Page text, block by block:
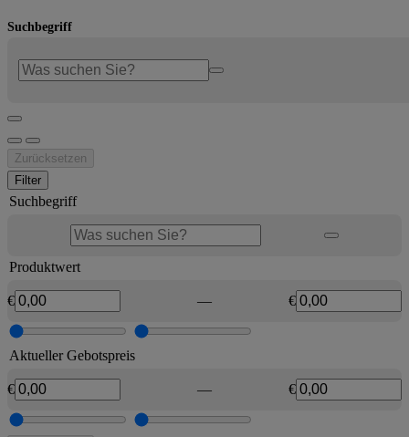
Suchbegriff
Zurücksetzen
Filter
Suchbegriff
Produktwert
€ — €
Aktueller Gebotspreis
€ — €